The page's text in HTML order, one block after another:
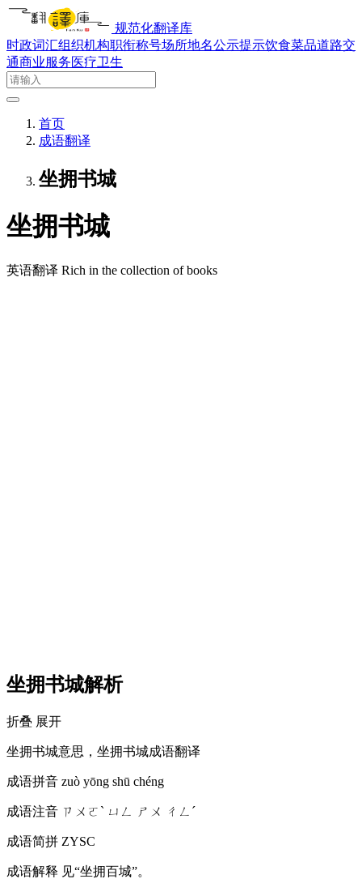
规范化翻译库
时政词汇组织机构职衔称号场所地名公示提示饮食菜品道路交
通商业服务医疗卫生
首页
成语翻译
坐拥书城
坐拥书城
英语翻译 Rich in the collection of books
坐拥书城解析
折叠 展开
坐拥书城意思，坐拥书城成语翻译
成语拼音 zuò yōng shū chéng
成语注音 ㄗㄨㄛˋ ㄩㄥ ㄕㄨ ㄔㄥˊ
成语简拼 ZYSC
成语解释 见“坐拥百城”。